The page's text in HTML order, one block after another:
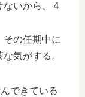
いから、４
その任期中に
気がする。
できている